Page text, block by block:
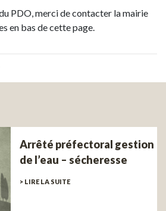
PDO, merci de contacter la mairie
en bas de cette page.
Arrêté préfectoral gestion
de l’eau – sécheresse
> LIRE LA SUITE